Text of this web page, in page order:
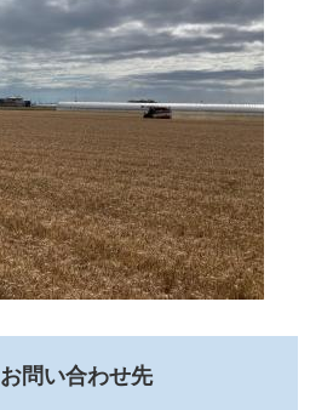
問い合わせ先